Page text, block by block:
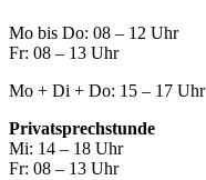
Mo bis Do: 08 – 12 Uhr
Fr: 08 – 13 Uhr
Mo + Di + Do: 15 – 17 Uhr
Privatsprechstunde
Mi: 14 – 18 Uhr
Fr: 08 – 13 Uhr